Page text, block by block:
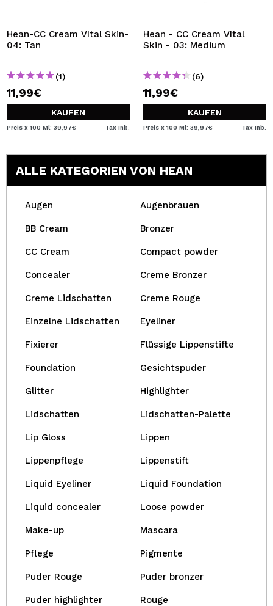
Hean-CC Cream VItal Skin-
04: Tan
(1)
11,99€
KAUFEN
Preis x 100 Ml: 39,97€ Tax Inb.
Hean - CC Cream VItal
Skin - 03: Medium
(6)
11,99€
KAUFEN
Preis x 100 Ml: 39,97€ Tax Inb.
ALLE KATEGORIEN VON HEAN
Augen Augenbrauen
BB Cream Bronzer
CC Cream Compact powder
Concealer Creme Bronzer
Creme Lidschatten Creme Rouge
Einzelne Lidschatten Eyeliner
Fixierer Flüssige Lippenstifte
Foundation Gesichtspuder
Glitter Highlighter
Lidschatten Lidschatten-Palette
Lip Gloss Lippen
Lippenpflege Lippenstift
Liquid Eyeliner Liquid Foundation
Liquid concealer Loose powder
Make-up Mascara
Pflege Pigmente
Puder Rouge Puder bronzer
Puder highlighter Rouge